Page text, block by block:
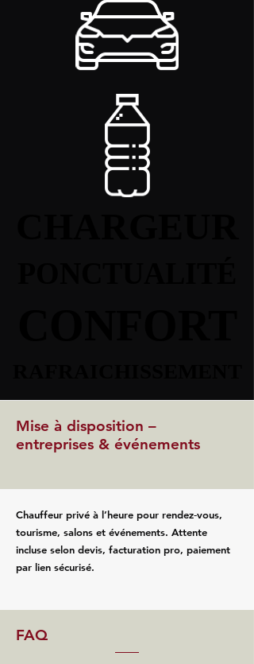
Mise à disposition –
entreprises & événements
Chauffeur privé à l’heure pour rendez‑vous,
tourisme, salons et événements. Attente
incluse selon devis, facturation pro, paiement
par lien sécurisé.
FAQ